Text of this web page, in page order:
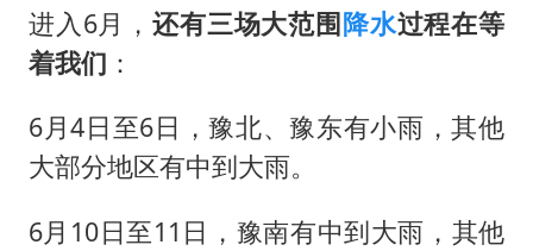
进入6月，还有三场大范围降水过程在等
着我们 ：
6月4日至6日，豫北、豫东有小雨，其他
大部分地区有中到大雨。
6月10日至11日，豫南有中到大雨，其他